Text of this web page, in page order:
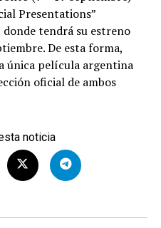
Presentations”
donde tendrá su estreno
De esta forma,
única película argentina
oficial de ambos
noticia